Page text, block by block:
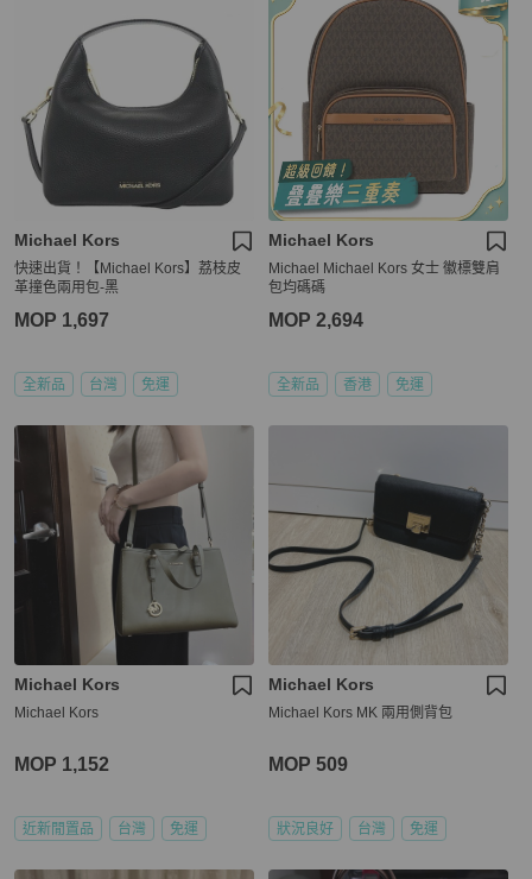
Michael Kors
快速出貨！【Michael Kors】荔枝皮
革撞色兩用包-黑
MOP 1,697
全新品 台灣 免運
Michael Kors
Michael Michael Kors 女士 徽標雙肩
包均碼碼
MOP 2,694
全新品 香港 免運
Michael Kors
Michael Kors
MOP 1,152
近新閒置品 台灣 免運
Michael Kors
Michael Kors MK 兩用側背包
MOP 509
狀況良好 台灣 免運